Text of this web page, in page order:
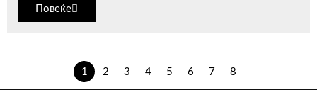
Повеќе
1 2 3 4 5 6 7 8